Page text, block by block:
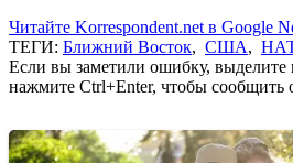
Читайте Korrespondent.net в Google
ТЕГИ: Ближний Восток, США,
Если вы заметили ошибку, выделите
нажмите Ctrl+Enter, чтобы сообщить